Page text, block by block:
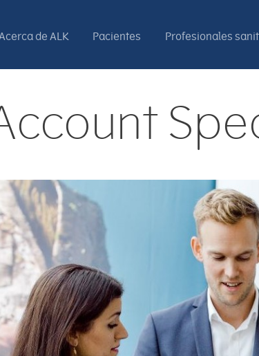
de ALK Pacientes Profesionales